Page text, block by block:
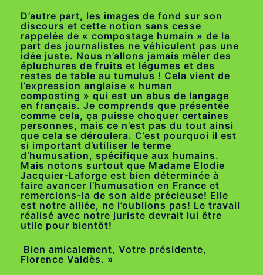
D’autre part, les images de fond sur son
discours et cette notion sans cesse
rappelée de « compostage humain » de la
part des journalistes ne véhiculent pas une
idée juste. Nous n’allons jamais mêler des
épluchures de fruits et légumes et des
restes de table au tumulus ! Cela vient de
l’expression anglaise « human
composting » qui est un abus de langage
en français. Je comprends que présentée
comme cela, ça puisse choquer certaines
personnes, mais ce n’est pas du tout ainsi
que cela se déroulera. C’est pourquoi il est
si important d’utiliser le terme
d’humusation, spécifique aux humains.
Mais notons surtout que Madame Elodie
Jacquier-Laforge est bien déterminée à
faire avancer l’humusation en France et
remercions-la de son aide précieuse! Elle
est notre alliée, ne l’oublions pas! Le travail
réalisé avec notre juriste devrait lui être
utile pour bientôt!
Bien amicalement, Votre présidente,
Florence Valdès. »